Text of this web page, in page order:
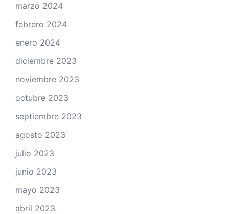
marzo 2024
febrero 2024
enero 2024
diciembre 2023
noviembre 2023
octubre 2023
septiembre 2023
agosto 2023
julio 2023
junio 2023
mayo 2023
abril 2023